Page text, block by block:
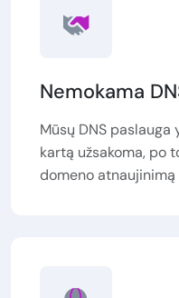
Nemokama
Mūsų DNS
kartą užsakoma, po
domeno